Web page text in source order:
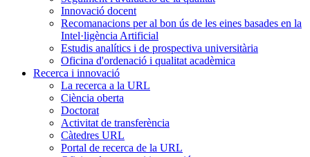
Innovació docent
Recomanacions per al bon ús de les eines basades en la
Intel·ligència Artificial
Estudis analítics i de prospectiva universitària
Oficina d'ordenació i qualitat acadèmica
Recerca i innovació
La recerca a la URL
Ciència oberta
Doctorat
Activitat de transferència
Càtedres URL
Portal de recerca de la URL